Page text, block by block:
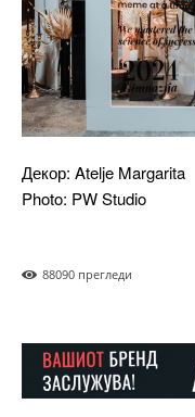
Декор: Atelje Margarita
Photo: PW Studio
88090 прегледи